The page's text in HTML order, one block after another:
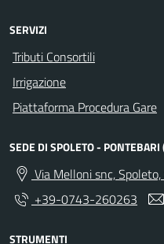
SERVIZI
Tributi Consortili
Irrigazione
Piattaforma Procedura Gare
SEDE DI SPOLETO -
Via Melloni snc,
+39-0743-260263
STRUMENTI